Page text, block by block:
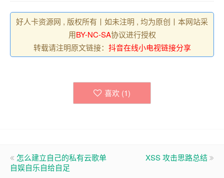
好人卡资源网 , 版权所有丨如未注明 , 均为原创丨本网站采
用BY-NC-SA协议进行授权
转载请注明原文链接： 抖音在线小电视链接分享
喜欢 (1)
怎么建立自己的私有云歌单
自娱自乐自给自足
XSS 攻击思路总结